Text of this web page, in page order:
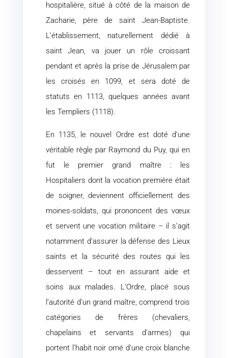
hospitalière, situé à côté de la maison de
Zacharie, père de saint Jean-Baptiste.
L’établissement, naturellement dédié à
saint Jean, va jouer un rôle croissant
pendant et après la prise de Jérusalem par
les croisés en 1099, et sera doté de
statuts en 1113, quelques années avant
les Templiers (1118).
En 1135, le nouvel Ordre est doté d’une
véritable règle par Raymond du Puy, qui en
fut le premier grand maître : les
Hospitaliers dont la vocation première était
de soigner, deviennent officiellement des
moines-soldats, qui prononcent des vœux
et servent une vocation militaire – il s’agit
notamment d’assurer la défense des Lieux
saints et la sécurité des routes qui les
desservent – tout en assurant aide et
soins aux malades. L’Ordre, placé sous
l’autorité d’un grand maître, comprend trois
catégories de frères (chevaliers,
chapelains et servants d’armes) qui
portent l’habit noir orné d’une croix blanche